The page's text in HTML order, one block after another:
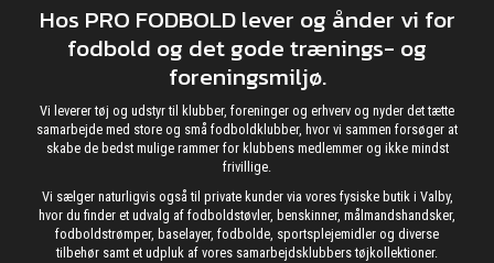
Hos PRO FODBOLD lever og ånder vi for
fodbold og det gode trænings- og
foreningsmiljø.
Vi leverer tøj og udstyr til klubber, foreninger og erhverv og nyder det tætte
samarbejde med store og små fodboldklubber, hvor vi sammen forsøger at
skabe de bedst mulige rammer for klubbens medlemmer og ikke mindst
frivillige.
Vi sælger naturligvis også til private kunder via vores fysiske butik i Valby,
hvor du finder et udvalg af fodboldstøvler, benskinner, målmandshandsker,
fodboldstrømper, baselayer, fodbolde, sportsplejemidler og diverse
tilbehør samt et udpluk af vores samarbejdsklubbers tøjkollektioner.